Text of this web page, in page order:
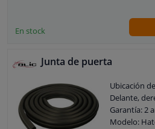
En stock
Junta de puerta
Ubicación
Delante,
Garantía: 2
Modelo: